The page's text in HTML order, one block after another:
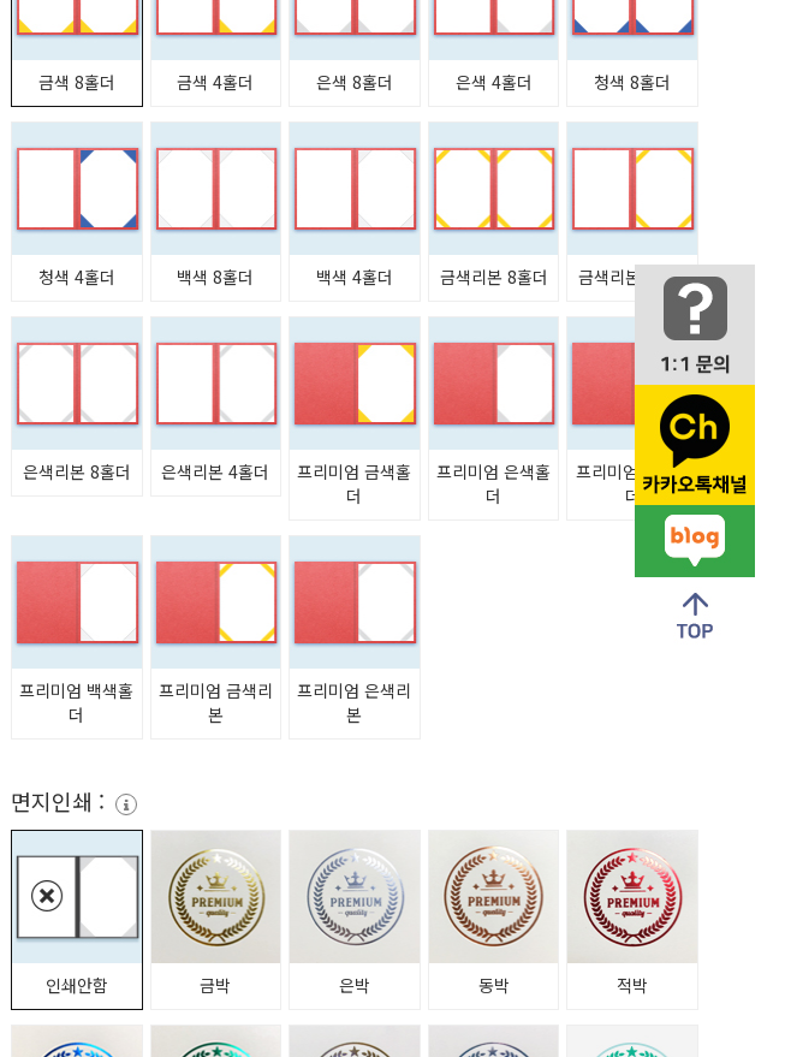
금색 8홀더 금색 4홀더 은색 8홀더 은색 4홀더 청색 8홀더
청색 4홀더 백색 8홀더 백색 4홀더 금색리본 8홀더 금색리본 4홀더
은색리본 8홀더 은색리본 4홀더
프리미엄 금색홀
더
프리미엄 은색홀
더
프리미엄 청색홀
더
프리미엄 백색홀
더
프리미엄 금색리
본
프리미엄 은색리
본
면지인쇄 :
인쇄안함 금박 은박 동박 적박